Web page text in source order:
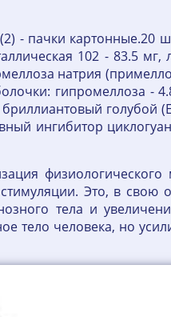
- пачки картонные.20
102 - 83.5 мг,
натрия
гипромеллоза -
голубой
ингибитор
физиологического
Это, в свою
тела и
тело человека, но